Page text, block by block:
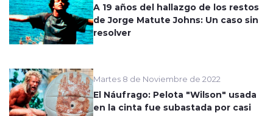
A 19 años del hallazgo de los restos
de Jorge Matute Johns: Un caso sin
resolver
Martes 8 de Noviembre de 2022
El Náufrago: Pelota "Wilson" usada
en la cinta fue subastada por casi